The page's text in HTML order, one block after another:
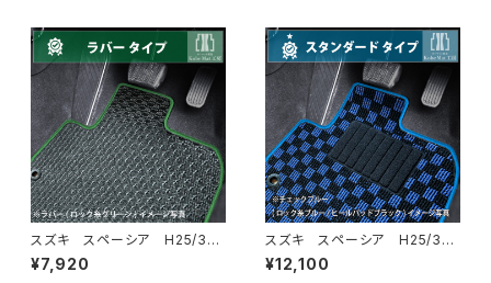
スズキ スペーシア H25/3〜
R5/11 MK32S・MK42S・MK
53S フロアマット一式 カー
¥7,920
スズキ スペーシア H25/3〜
R5/11 MK32S・MK42S・MK
53S フロアマット一式 カー
¥12,100